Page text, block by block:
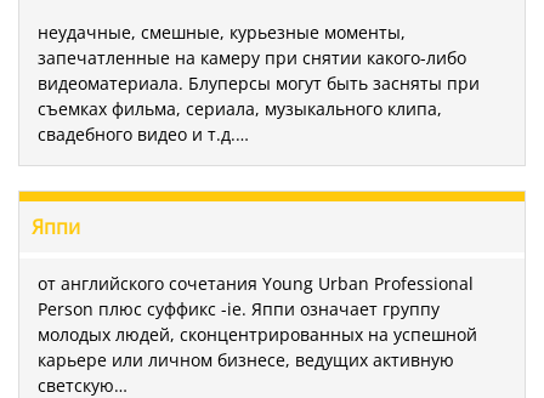
неудачные, смешные, курьезные моменты,
запечатленные на камеру при снятии какого-либо
видеоматериала. Блуперсы могут быть засняты при
съемках фильма, сериала, музыкального клипа,
свадебного видео и т.д.…
Яппи
от английского сочетания Young Urban Professional
Person плюс суффикс -ie. Яппи означает группу
молодых людей, сконцентрированных на успешной
карьере или личном бизнесе, ведущих активную
светскую…